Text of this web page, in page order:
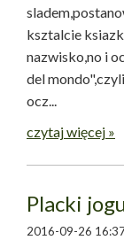
ksztalcie
nazwisko,no i
del
ocz...
czytaj więcej »
Placki
2016-09-26